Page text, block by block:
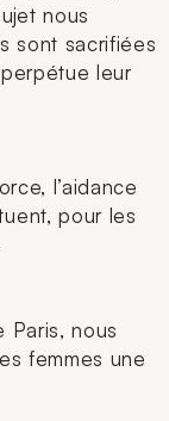
nous
sont sacrifiées
leur
l’aidance
pour les
Paris, nous
femmes une